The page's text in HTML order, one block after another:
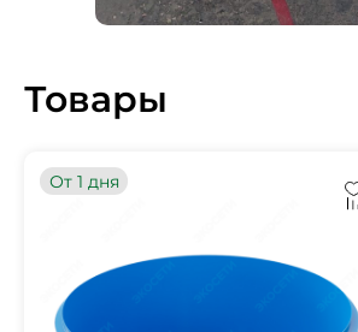
Товары
От 1 дня